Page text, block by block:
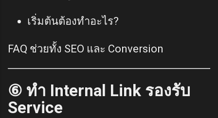
เริ่มต้นต้องทำอะไร?
FAQ ช่วยทั้ง SEO และ Conversion
⑥ ทำ Internal Link รองรับ
Service